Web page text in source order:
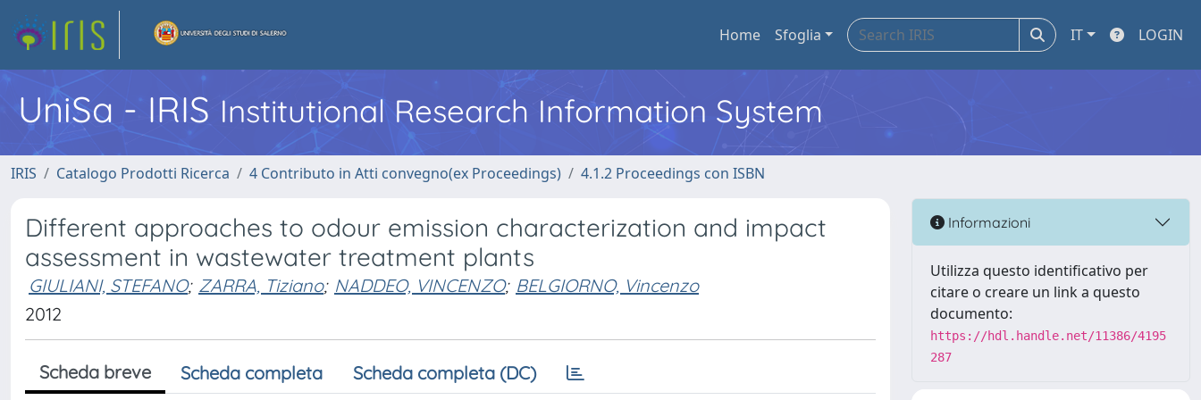
Home Sfoglia IT LOGIN
UniSa - IRIS Institutional Research Information System
IRIS Catalogo Prodotti Ricerca 4 Contributo in Atti convegno(ex Proceedings) 4.1.2 Proceedings con ISBN
Different approaches to odour emission characterization and impact
assessment in wastewater treatment plants
GIULIANI, STEFANO; ZARRA, Tiziano; NADDEO, VINCENZO; BELGIORNO, Vincenzo
2012
Scheda breve Scheda completa Scheda completa (DC)
Informazioni
Utilizza questo identificativo per
citare o creare un link a questo
documento:
https://hdl.handle.net/11386/4195
287